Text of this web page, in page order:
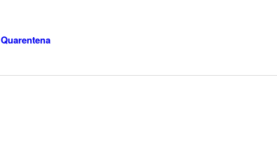
Quarentena